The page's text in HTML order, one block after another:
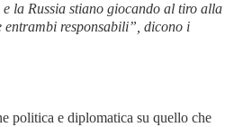
la Russia stiano giocando al tiro alla
entrambi responsabili”, dicono i
politica e diplomatica su quello che